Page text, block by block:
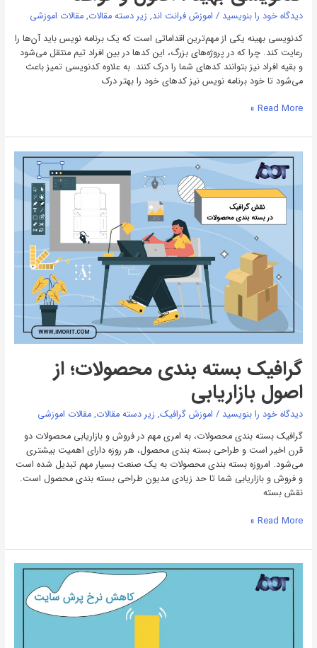
دیدگاه‌ خود را بنویسید / اموزش فرانت اند, زیر دسته مقالات, مقالات اموزشی
کدنویسی بهینه یکی از مهم‌ترین اقداماتی است که یک برنامه نویس باید آن‌ها را
رعایت کند. چرا که در پروژه‌های بزرگ، این کدها در بین افراد تیم منتقل می‌شود
و بقیه افراد نیز بتوانند کدهای شما را درک کنند. به علاوه کدنویسی تمیز باعث
می‌شود تا خود برنامه نویس نیز کدهای خود را بهتر درک
Read More »
گرافیک بسته بندی محصولات؛ از
اصول بازاریابی
دیدگاه‌ خود را بنویسید / اموزش گرافیک, زیر دسته مقالات, مقالات اموزشی
گرافیک بسته بندی محصولات، به امری مهم در فروش و بازاریابی محصولات دو
قرن اخیر است و طراحی بسته بندی محصول، هر روزه دارای اهمیت بیشتری
می‌شود. امروزه بسته بندی محصولات به یک صنعت بسیار مهم تبدیل شده است
و فروش و بازاریابی شما تا حد زیادی مدیون طراحی بسته بندی محصول است.
نقش بسته
گرافیک
بسته
بندی
محصولات؛
اصول
Read More »
نرخ
پرش؛